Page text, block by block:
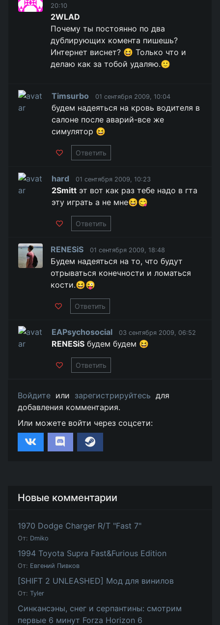
20:10
2WLAD
Почему ты постоянно по два
дублирующих комента пишешь?
Интернет виснет? 😆 Только что и
делаю как за тобой удаляю.🙂
Timsurbo 01 сентября 2009, 10:04
будем надеяться на кровь водителя в
салоне после аварий-все же
симулятор 😆
Ответить
hard 01 сентября 2009, 10:23
2Smitt эт вот как раз тебе надо в гта
эту играть а не мне😆😋
Ответить
RENESiS 01 сентября 2009, 18:48
Будем надеяться на то, что будут
отрываться конечности и ломаться
кости.😆😜
Ответить
EAPsychosocial 03 сентября 2009, 06:52
RENESiS будем будем 😆
Ответить
Войдите или зарегистрируйтесь для
добавления комментария.
Или можете войти через соцсети:
Новые комментарии
1970 Dodge Charger R/T "Fast 7"
От: Dmiko
1994 Toyota Supra Fast&Furious Edition
От: Евгений Пивков
[SHIFT 2 UNLEASHED] Мод для винилов
От: Tyler
Синкансэны, снег и серпантины: смотрим
первые 6 минут Forza Horizon 6